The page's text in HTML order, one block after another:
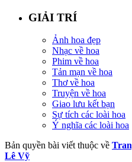
GIẢI TRÍ
Ảnh hoa đẹp
Nhạc về hoa
Phim về hoa
Tản mạn về hoa
Thơ về hoa
Truyện về hoa
Giao lưu kết bạn
Sự tích các loài hoa
Ý nghĩa các loài hoa
Bản quyền bài viết thuộc về
Lê Vỹ